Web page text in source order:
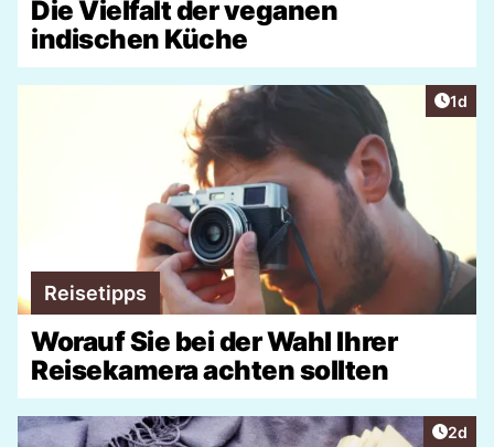
Die Vielfalt der veganen
indischen Küche
1d
Reisetipps
Worauf Sie bei der Wahl Ihrer
Reisekamera achten sollten
2d